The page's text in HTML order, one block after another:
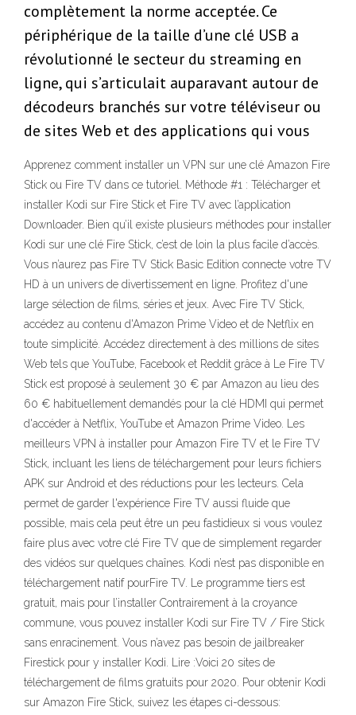
complètement la norme acceptée. Ce
périphérique de la taille d’une clé USB a
révolutionné le secteur du streaming en
ligne, qui s’articulait auparavant autour de
décodeurs branchés sur votre téléviseur ou
de sites Web et des applications qui vous
Apprenez comment installer un VPN sur une clé Amazon Fire
Stick ou Fire TV dans ce tutoriel. Méthode #1 : Télécharger et
installer Kodi sur Fire Stick et Fire TV avec l’application
Downloader. Bien qu’il existe plusieurs méthodes pour installer
Kodi sur une clé Fire Stick, c’est de loin la plus facile d’accès.
Vous n’aurez pas Fire TV Stick Basic Edition connecte votre TV
HD à un univers de divertissement en ligne. Profitez d'une
large sélection de films, séries et jeux. Avec Fire TV Stick,
accédez au contenu d'Amazon Prime Video et de Netflix en
toute simplicité. Accédez directement à des millions de sites
Web tels que YouTube, Facebook et Reddit grâce à Le Fire TV
Stick est proposé à seulement 30 € par Amazon au lieu des
60 € habituellement demandés pour la clé HDMI qui permet
d'accéder à Netflix, YouTube et Amazon Prime Video. Les
meilleurs VPN à installer pour Amazon Fire TV et le Fire TV
Stick, incluant les liens de téléchargement pour leurs fichiers
APK sur Android et des réductions pour les lecteurs. Cela
permet de garder l'expérience Fire TV aussi fluide que
possible, mais cela peut être un peu fastidieux si vous voulez
faire plus avec votre clé Fire TV que de simplement regarder
des vidéos sur quelques chaînes. Kodi n’est pas disponible en
téléchargement natif pourFire TV. Le programme tiers est
gratuit, mais pour l’installer Contrairement à la croyance
commune, vous pouvez installer Kodi sur Fire TV / Fire Stick
sans enracinement. Vous n’avez pas besoin de jailbreaker
Firestick pour y installer Kodi. Lire :Voici 20 sites de
téléchargement de films gratuits pour 2020. Pour obtenir Kodi
sur Amazon Fire Stick, suivez les étapes ci-dessous: